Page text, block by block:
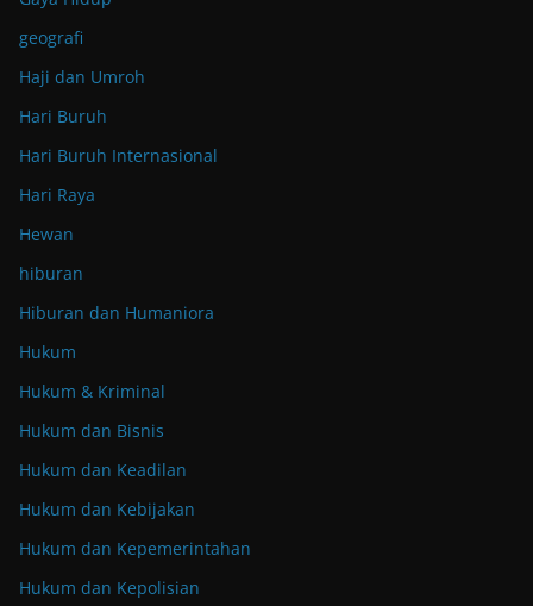
geografi
Haji dan Umroh
Hari Buruh
Hari Buruh Internasional
Hari Raya
Hewan
hiburan
Hiburan dan Humaniora
Hukum
Hukum & Kriminal
Hukum dan Bisnis
Hukum dan Keadilan
Hukum dan Kebijakan
Hukum dan Kepemerintahan
Hukum dan Kepolisian